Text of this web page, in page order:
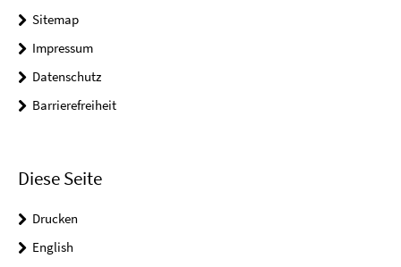
Sitemap
Impressum
Datenschutz
Barrierefreiheit
Diese Seite
Drucken
English